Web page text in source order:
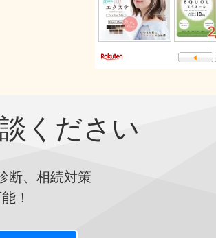
ください
断、相続対策
！